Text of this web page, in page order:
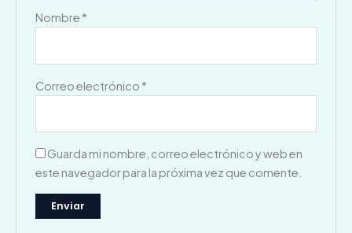
Nombre *
Correo electrónico *
Guarda mi nombre, correo electrónico y web en
este navegador para la próxima vez que comente.